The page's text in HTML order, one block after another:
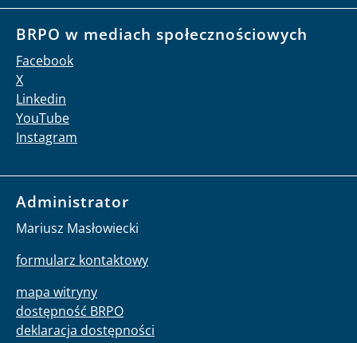
BRPO w mediach społecznościowych
Facebook
X
Linkedin
YouTube
Instagram
Administrator
Mariusz Masłowiecki
formularz kontaktowy
mapa witryny
dostępność BRPO
deklaracja dostępności